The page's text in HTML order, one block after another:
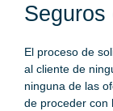
Seguros
El proceso de
al cliente de
ninguna de las
de proceder con